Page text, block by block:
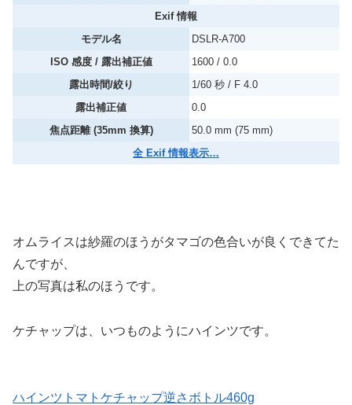
Exif 情報
モデル名
DSLR-A700
ISO 感度 / 露出補正値
1600 / 0.0
露出時間/絞り
1/60 秒 / F 4.0
露出補正値
0.0
焦点距離 (35mm 換算)
50.0 mm (75 mm)
全 Exif 情報表示…
オムライスは紗羅のほうがタマゴの色合いが良くできてた
んですが、
上の写真は私のほうです。
ケチャップは、いつものようにハインツです。
ハインツトマトケチャップ逆さボトル460g